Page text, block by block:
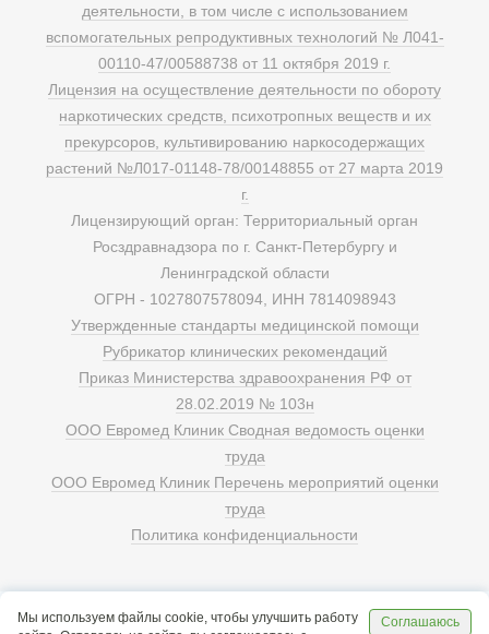
деятельности, в том числе с использованием
вспомогательных репродуктивных технологий № Л041-
00110-47/00588738 от 11 октября 2019 г.
Лицензия на осуществление деятельности по обороту
наркотических средств, психотропных веществ и их
прекурсоров, культивированию наркосодержащих
растений №Л017-01148-78/00148855 от 27 марта 2019
г.
Лицензирующий орган: Территориальный орган
Росздравнадзора по г. Санкт-Петербургу и
Ленинградской области
ОГРН - 1027807578094, ИНН 7814098943
Утвержденные стандарты медицинской помощи
Рубрикатор клинических рекомендаций
Приказ Министерства здравоохранения РФ от
28.02.2019 № 103н
ООО Евромед Клиник Сводная ведомость оценки
труда
ООО Евромед Клиник Перечень мероприятий оценки
труда
Политика конфиденциальности
Мы используем файлы cookie, чтобы улучшить работу
Соглашаюсь